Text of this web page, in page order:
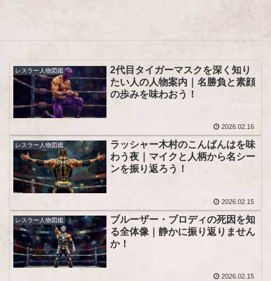
レスラー人物図鑑
2代目タイガーマスクを深く知り
たい人の人物案内｜名勝負と素顔
の歩みを味わおう！
2026.02.16
レスラー人物図鑑
ラッシャー木村のこんばんはを味
わう夜｜マイクと人柄から名シー
ンを振り返ろう！
2026.02.15
レスラー人物図鑑
ブルーザー・ブロディの死因を知
る全体像｜静かに振り返りません
か！
2026.02.15